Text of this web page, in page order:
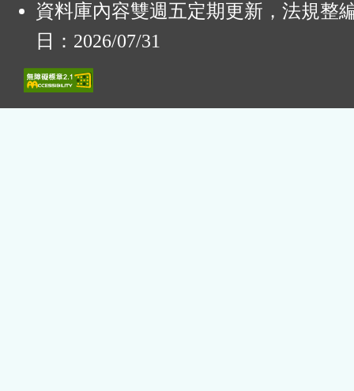
資料庫內容雙週五定期更新，法規整
日：2026/07/31